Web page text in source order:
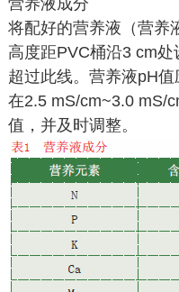
营养液成分
将配好的营养液（营养
高度距PVC桶沿3 cm
超过此线。营养液pH
在2.5 mS/cm~3.0 mS/
值，并及时调整。